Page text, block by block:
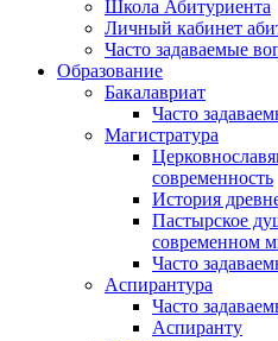
Школа Абитуриента
Личный кабинет
Часто задаваемые
Образование
Бакалавриат
Часто
Магистратура
современность
История
Пастырское
современном
Часто
Аспирантура
Часто
Аспиранту